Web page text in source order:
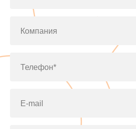
Компания
Телефон*
E-mail